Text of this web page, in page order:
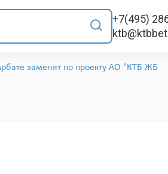
+7(495)
заменят по проекту АО "КТБ ЖБ